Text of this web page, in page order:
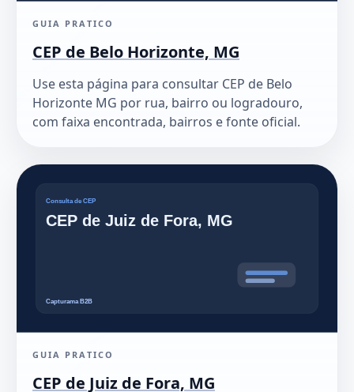
GUIA PRATICO
CEP de Belo Horizonte, MG
Use esta página para consultar CEP de Belo
Horizonte MG por rua, bairro ou logradouro,
com faixa encontrada, bairros e fonte oficial.
GUIA PRATICO
CEP de Juiz de Fora, MG